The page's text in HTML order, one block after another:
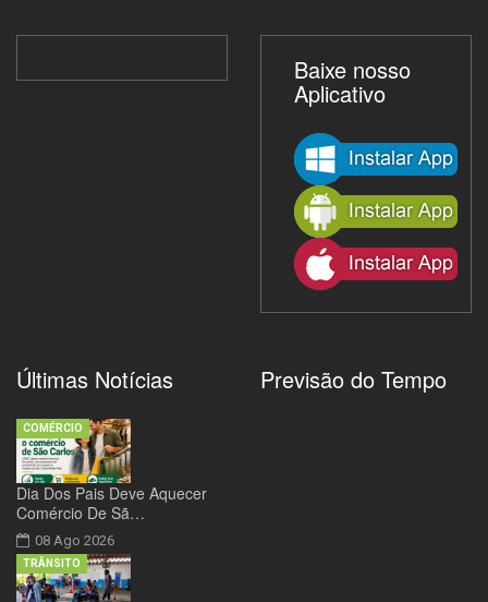
Baixe nosso
Aplicativo
Últimas Notícias
Dia Dos Pais Deve Aquecer
Comércio De Sã…
08 Ago 2026
COMÉRCIO
TRÂNSITO
Previsão do Tempo